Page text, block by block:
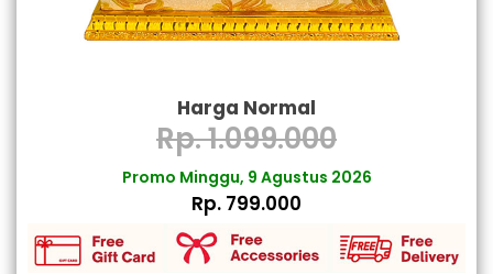
Harga Normal
Rp. 1.099.000
Promo Minggu, 9 Agustus 2026
Rp. 799.000